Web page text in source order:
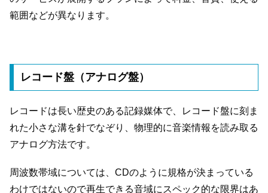
範囲などが異なります。
レコード盤（アナログ盤）
レコードは長い歴史のある記録媒体で、レコード盤に刻ま
れた小さな溝を針でなぞり、物理的に音楽情報を読み取る
アナログ方法です。
周波数帯域については、CDのように規格が決まっている
わけではないので再生できる音域にスペック的な限界はあ